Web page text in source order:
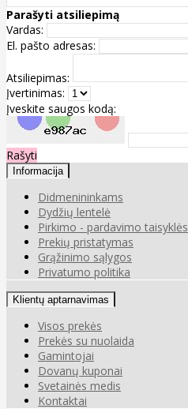
Parašyti atsiliepimą
Vardas:
El. pašto adresas:
Atsiliepimas:
Įvertinimas:
Įveskite saugos kodą:
Rašyti
Informacija
Didmenininkams
Dydžių lentelė
Pirkimo - pardavimo taisyklės
Prekių pristatymas
Grąžinimo sąlygos
Privatumo politika
Klientų aptarnavimas
Visos prekės
Prekės su nuolaida
Gamintojai
Dovanų kuponai
Svetainės medis
Kontaktai